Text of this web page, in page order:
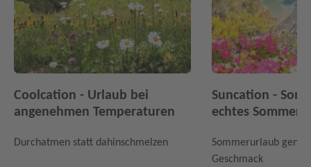
Coolcation - Urlaub bei
angenehmen Temperaturen
Durchatmen statt dahinschmelzen
Suncation -
echtes
Sommerurlaub
Geschmack